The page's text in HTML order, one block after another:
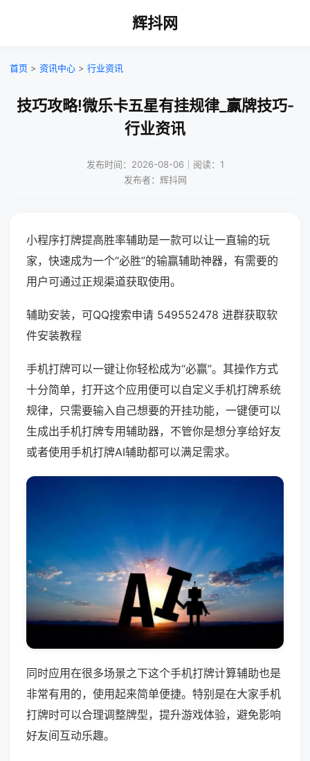
辉抖网
首页 > 资讯中心 > 行业资讯
技巧攻略!微乐卡五星有挂规律_赢牌技巧-
行业资讯
发布时间：2026-08-06｜阅读：1
发布者：辉抖网
小程序打牌提高胜率辅助是一款可以让一直输的玩
家，快速成为一个“必胜”的输赢辅助神器，有需要的
用户可通过正规渠道获取使用。
辅助安装，可QQ搜索申请 549552478 进群获取软
件安装教程
手机打牌可以一键让你轻松成为“必赢”。其操作方式
十分简单，打开这个应用便可以自定义手机打牌系统
规律，只需要输入自己想要的开挂功能，一键便可以
生成出手机打牌专用辅助器，不管你是想分享给好友
或者使用手机打牌AI辅助都可以满足需求。
同时应用在很多场景之下这个手机打牌计算辅助也是
非常有用的，使用起来简单便捷。特别是在大家手机
打牌时可以合理调整牌型，提升游戏体验，避免影响
好友间互动乐趣。